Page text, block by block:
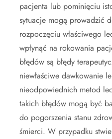
pacjenta lub pominięciu
sytuacje mogą prowadzić
rozpoczęciu właściwego
wpłynąć na rokowania
błędów są błędy
niewłaściwe dawkowanie
nieodpowiednich metod
takich błędów mogą być
do pogorszenia stanu
śmierci. W przypadku